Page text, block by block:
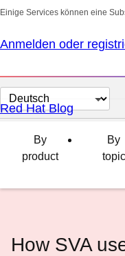
Einige Services können eine
Anmelden oder
Sprache
auswählen
Red Hat Blog
By
product
By
topic
How SVA